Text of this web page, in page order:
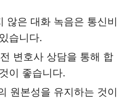
않은 대화 녹음은 통신비
습니다.
변호사 상담을 통해 합
이 좋습니다.
원본성을 유지하는 것이